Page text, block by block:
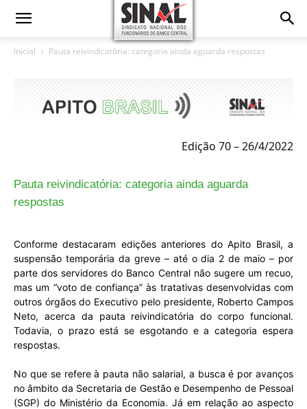
Inicial Pauta reivindicatória: categoria ainda aguarda respostas
Edição 70 – 26/4/2022
Pauta reivindicatória: categoria ainda aguarda
respostas
Conforme destacaram edições anteriores do Apito Brasil, a
suspensão temporária da greve – até o dia 2 de maio – por
parte dos servidores do Banco Central não sugere um recuo,
mas um “voto de confiança” às tratativas desenvolvidas com
outros órgãos do Executivo pelo presidente, Roberto Campos
Neto, acerca da pauta reivindicatória do corpo funcional.
Todavia, o prazo está se esgotando e a categoria espera
respostas.
No que se refere à pauta não salarial, a busca é por avanços
no âmbito da Secretaria de Gestão e Desempenho de Pessoal
(SGP) do Ministério da Economia. Já em relação ao aspecto